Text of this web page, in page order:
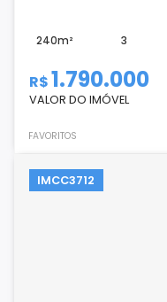
240m² 3
R$1.790.000
VALOR DO IMÓVEL
FAVORITOS
IMCC3712